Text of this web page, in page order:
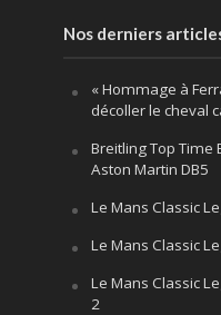
Nos derniers
« Hommage à
décoller le cheval
Breitling Top Time
Aston Martin DB5
Le Mans Classic
Le Mans Classic
Le Mans Classic
2